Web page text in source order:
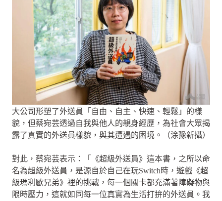
大公司形塑了外送員「自由、自主、快速、輕鬆」的樣
貌，但蔡宛芸透過自我與他人的親身經歷，為社會大眾揭
露了真實的外送員樣貌，與其遭遇的困境。（涂豫新攝）
對此，蔡宛芸表示：「《超級外送員》這本書，之所以命
名為超級外送員，是源自於自己在玩Switch時，遊戲《超
級瑪利歐兄弟》裡的挑戰，每一個關卡都充滿著障礙物與
限時壓力，這就如同每一位真實為生活打拚的外送員。我